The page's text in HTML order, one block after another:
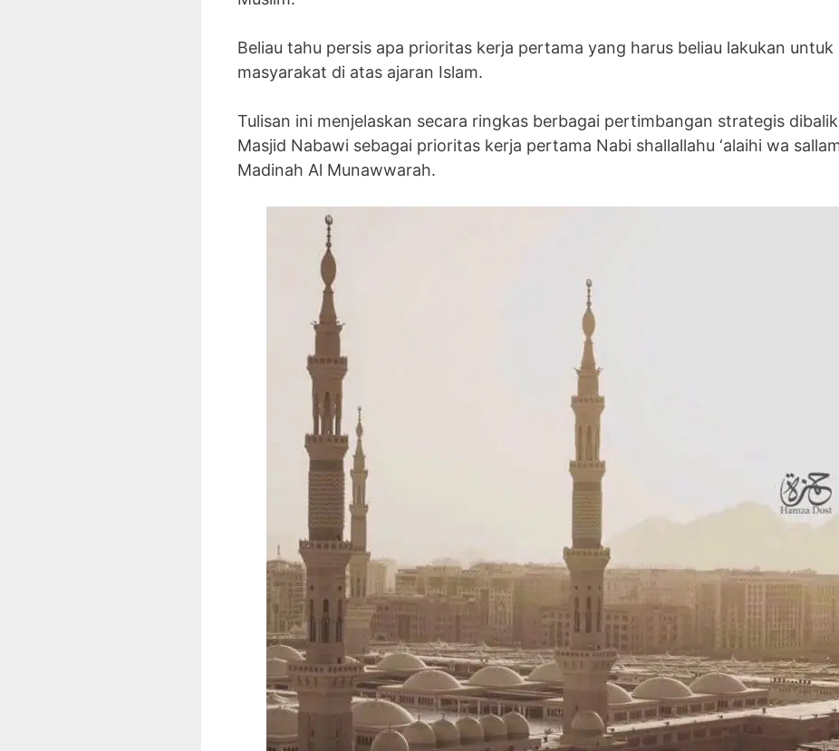
Beliau tahu persis apa prioritas kerja pertama yang harus beliau lakukan untuk
masyarakat di atas ajaran Islam.
Tulisan ini menjelaskan secara ringkas berbagai pertimbangan strategis
Masjid Nabawi sebagai prioritas kerja pertama Nabi shallallahu ‘alaihi wa
Madinah Al Munawwarah.